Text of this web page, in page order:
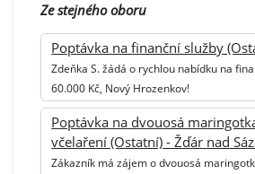
Ze stejného oboru
Poptávka na finanční služby
Zdeňka S. žádá o rychlou nabídku na
60.000 Kč, Nový Hrozenkov!
Poptávka na dvouosá
včelaření (Ostatní) - Žďár nad
Zákazník má zájem o dvouosá